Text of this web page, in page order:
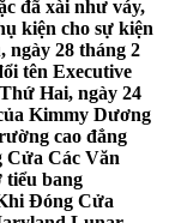
đã xài như váy,
kiện cho sự kiện
ngày 28 tháng 2
tên Executive
Hai, ngày 24
Kimmy Dương
cao đẳng
Cửa Các Văn
tiểu bang
Đóng Cửa